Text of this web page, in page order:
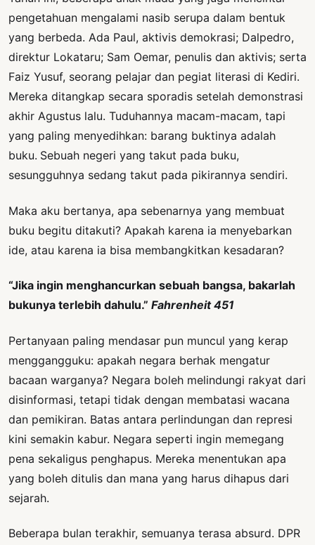
pengetahuan mengalami nasib serupa dalam bentuk
yang berbeda. Ada Paul, aktivis demokrasi; Dalpedro,
direktur Lokataru; Sam Oemar, penulis dan aktivis; serta
Faiz Yusuf, seorang pelajar dan pegiat literasi di Kediri.
Mereka ditangkap secara sporadis setelah demonstrasi
akhir Agustus lalu. Tuduhannya macam-macam, tapi
yang paling menyedihkan: barang buktinya adalah
buku. Sebuah negeri yang takut pada buku,
sesungguhnya sedang takut pada pikirannya sendiri.
Maka aku bertanya, apa sebenarnya yang membuat
buku begitu ditakuti? Apakah karena ia menyebarkan
ide, atau karena ia bisa membangkitkan kesadaran?
“Jika ingin menghancurkan sebuah bangsa, bakarlah
bukunya terlebih dahulu.” Fahrenheit 451
Pertanyaan paling mendasar pun muncul yang kerap
menggangguku: apakah negara berhak mengatur
bacaan warganya? Negara boleh melindungi rakyat dari
disinformasi, tetapi tidak dengan membatasi wacana
dan pemikiran. Batas antara perlindungan dan represi
kini semakin kabur. Negara seperti ingin memegang
pena sekaligus penghapus. Mereka menentukan apa
yang boleh ditulis dan mana yang harus dihapus dari
sejarah.
Beberapa bulan terakhir, semuanya terasa absurd. DPR